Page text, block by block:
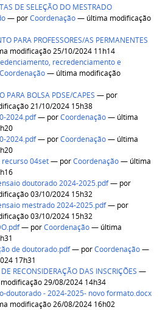
DE SELEÇÃO DO MESTRADO
— porCoordenação— última modificação
PARA PROFESSORES/AS PERMANENTES
modificação 25/10/2024 11h14
recredenciamento e
Coordenação— última modificação
PARA BOLSA PDSE/CAPES — por
21/10/2024 15h38
2024.pdf— porCoordenação— última
2024.pdf— porCoordenação— última
recurso 04set— porCoordenação— última
doutorado 2024-2025.pdf— por
03/10/2024 15h32
mestrado 2024-2025.pdf— por
03/10/2024 15h32
— porCoordenação— última
de doutorado.pdf— porCoordenação—
17h31
RECONSIDERAÇÃO DAS INSCRIÇÕES —
29/08/2024 14h34
doutorado - 2024-2025- novo formato.docx
modificação 26/08/2024 16h02